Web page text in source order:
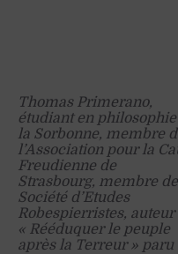
Thomas Primerano,
étudiant en philosophie
la Sorbonne, membre
l’Association pour la
Freudienne de
Strasbourg, membre
Société d’Etudes
Robespierristes, auteur
« Rééduquer le peuple
après la Terreur » paru